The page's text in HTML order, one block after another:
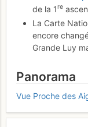
de la 1re
La Carte
encore
Grande Luy
Panorama
Vue Proche des